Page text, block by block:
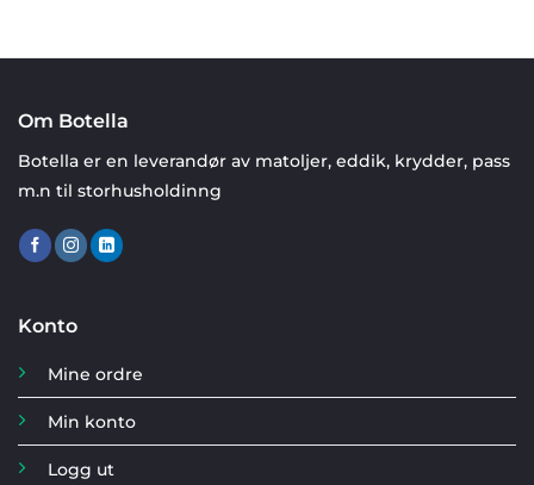
Om Botella
Botella er en leverandør av matoljer, eddik, krydder, pass
m.n til storhusholdinng
Konto
Mine ordre
Min konto
Logg ut